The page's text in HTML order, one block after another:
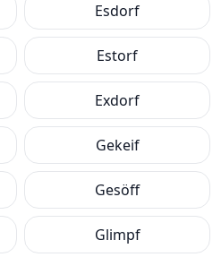
Esdorf
Estorf
Exdorf
Gekeif
Gesöff
Glimpf